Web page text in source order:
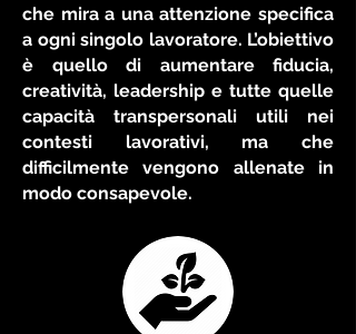
che mira a una attenzione specifica
a ogni singolo lavoratore. L’obiettivo
è quello di aumentare fiducia,
creatività, leadership e tutte quelle
capacità transpersonali utili nei
contesti lavorativi, ma che
difficilmente vengono allenate in
modo consapevole.